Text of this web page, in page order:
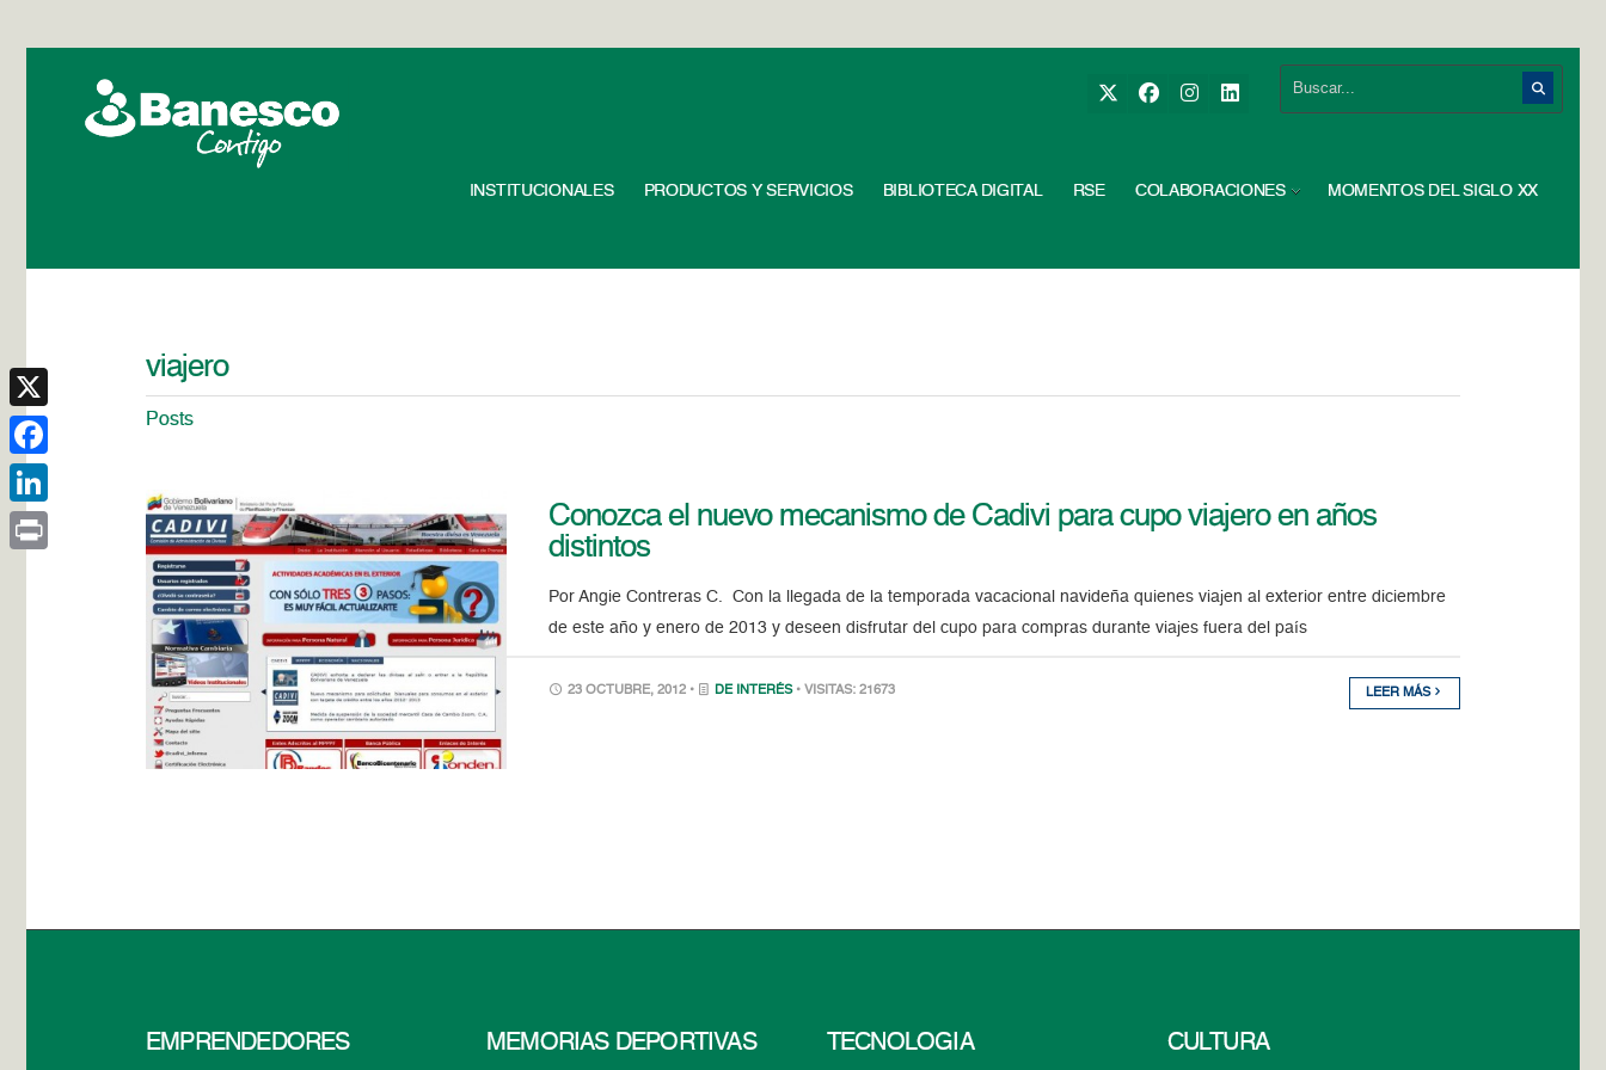
INSTITUCIONALES PRODUCTOS Y SERVICIOS BIBLIOTECA DIGITAL RSE COLABORACIONES MOMENTOS DEL SIGLO XX
viajero
Posts
Conozca el nuevo mecanismo de Cadivi para cupo viajero en años
distintos
Por Angie Contreras C. Con la llegada de la temporada vacacional navideña quienes viajen al exterior entre diciembre
de este año y enero de 2013 y deseen disfrutar del cupo para compras durante viajes fuera del país
23 OCTUBRE, 2012 • DE INTERÉS • VISITAS: 21673 LEER MÁS
EMPRENDEDORES MEMORIAS DEPORTIVAS TECNOLOGÍA CULTURA
X
Facebook
LinkedIn